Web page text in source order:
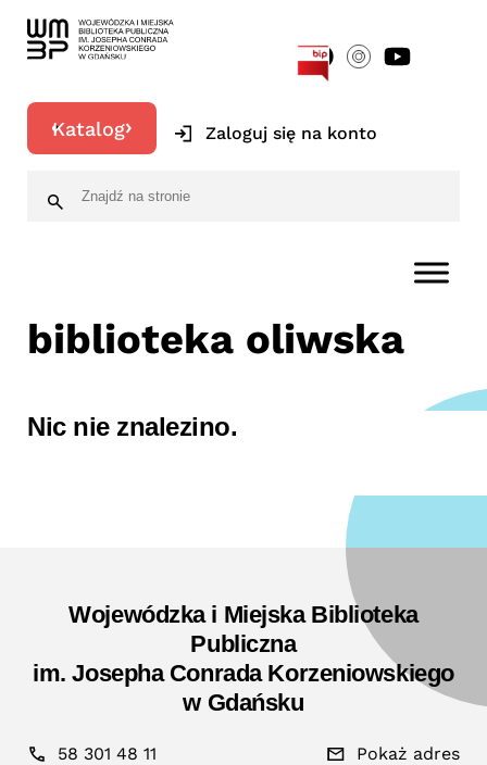
Katalog Zaloguj się na konto
biblioteka oliwska
Nic nie znalezino.
Wojewódzka i Miejska Biblioteka
Publiczna
im. Josepha Conrada Korzeniowskiego
w Gdańsku
58 301 48 11 Pokaż adres